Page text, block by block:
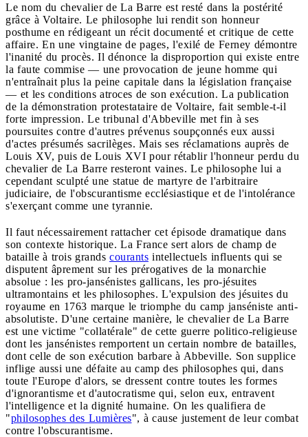
Le nom du chevalier de La Barre est resté dans la postérité
grâce à Voltaire. Le philosophe lui rendit son honneur
posthume en rédigeant un récit documenté et critique de cette
affaire. En une vingtaine de pages, l'exilé de Ferney démontre
l'inanité du procès. Il dénonce la disproportion qui existe entre
la faute commise — une provocation de jeune homme qui
n'entraînait plus la peine capitale dans la législation française
— et les conditions atroces de son exécution. La publication
de la démonstration protestataire de Voltaire, fait semble-t-il
forte impression. Le tribunal d'Abbeville met fin à ses
poursuites contre d'autres prévenus soupçonnés eux aussi
d'actes présumés sacrilèges. Mais ses réclamations auprès de
Louis XV, puis de Louis XVI pour rétablir l'honneur perdu du
chevalier de La Barre resteront vaines. Le philosophe lui a
cependant sculpté une statue de martyre de l'arbitraire
judiciaire, de l'obscurantisme ecclésiastique et de l'intolérance
s'exerçant comme une tyrannie.
Il faut nécessairement rattacher cet épisode dramatique dans
son contexte historique. La France sert alors de champ de
bataille à trois grands courants intellectuels influents qui se
disputent âprement sur les prérogatives de la monarchie
absolue : les pro-jansénistes gallicans, les pro-jésuites
ultramontains et les philosophes. L'expulsion des jésuites du
royaume en 1763 marque le triomphe du camp janséniste anti-
absolutiste. D'une certaine manière, le chevalier de La Barre
est une victime "collatérale" de cette guerre politico-religieuse
dont les jansénistes remportent un certain nombre de batailles,
dont celle de son exécution barbare à Abbeville. Son supplice
inflige aussi une défaite au camp des philosophes qui, dans
toute l'Europe d'alors, se dressent contre toutes les formes
d'ignorantisme et d'autocratisme qui, selon eux, entravent
l'intelligence et la dignité humaine. On les qualifiera de
"philosophes des Lumières", à cause justement de leur combat
contre l'obscurantisme.